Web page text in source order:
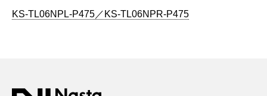
KS-TL06NPL-P475／KS-TL06NPR-P475